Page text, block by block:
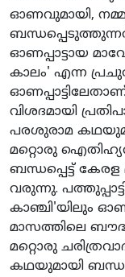
ഓണവുമായി,
ഓണപ്പാട്ടായ
കാലം' എന്ന
വിശദമായി
പരശുരാമ
മറ്റൊരു
ബന്ധപ്പെട്ട്
വരുന്നു.
കാഞ്ചി'യിലും
മാസത്തിലെ
മറ്റൊരു
കഥയുമായി